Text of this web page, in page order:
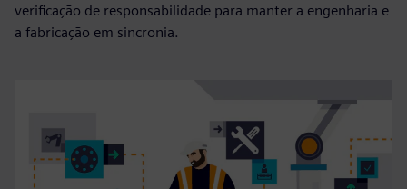
verificação de responsabilidade para manter a engenharia e
a fabricação em sincronia.